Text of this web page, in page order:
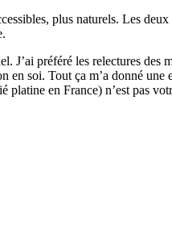
plus naturels. Les
J’ai préféré les relectures des
en soi. Tout ça m’a donné une
en France) n’est pas